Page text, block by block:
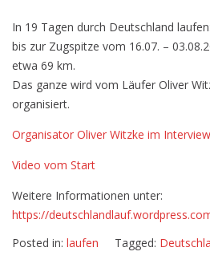
In 19 Tagen durch Deutschland
bis zur Zugspitze vom 16.07. –
etwa 69 km.
Das ganze wird vom Läufer Oliver
organisiert.
Organisator Oliver Witzke im
Video vom Start
Weitere Informationen unter:
https://
Posted in: laufen Tagged: